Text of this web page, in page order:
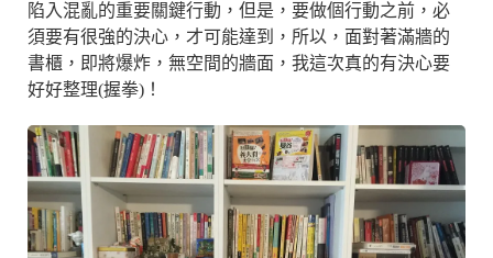
陷入混亂的重要關鍵行動，但是，要做個行動之前，必
須要有很強的決心，才可能達到，所以，面對著滿牆的
書櫃，即將爆炸，無空間的牆面，我這次真的有決心要
好好整理(握拳)！